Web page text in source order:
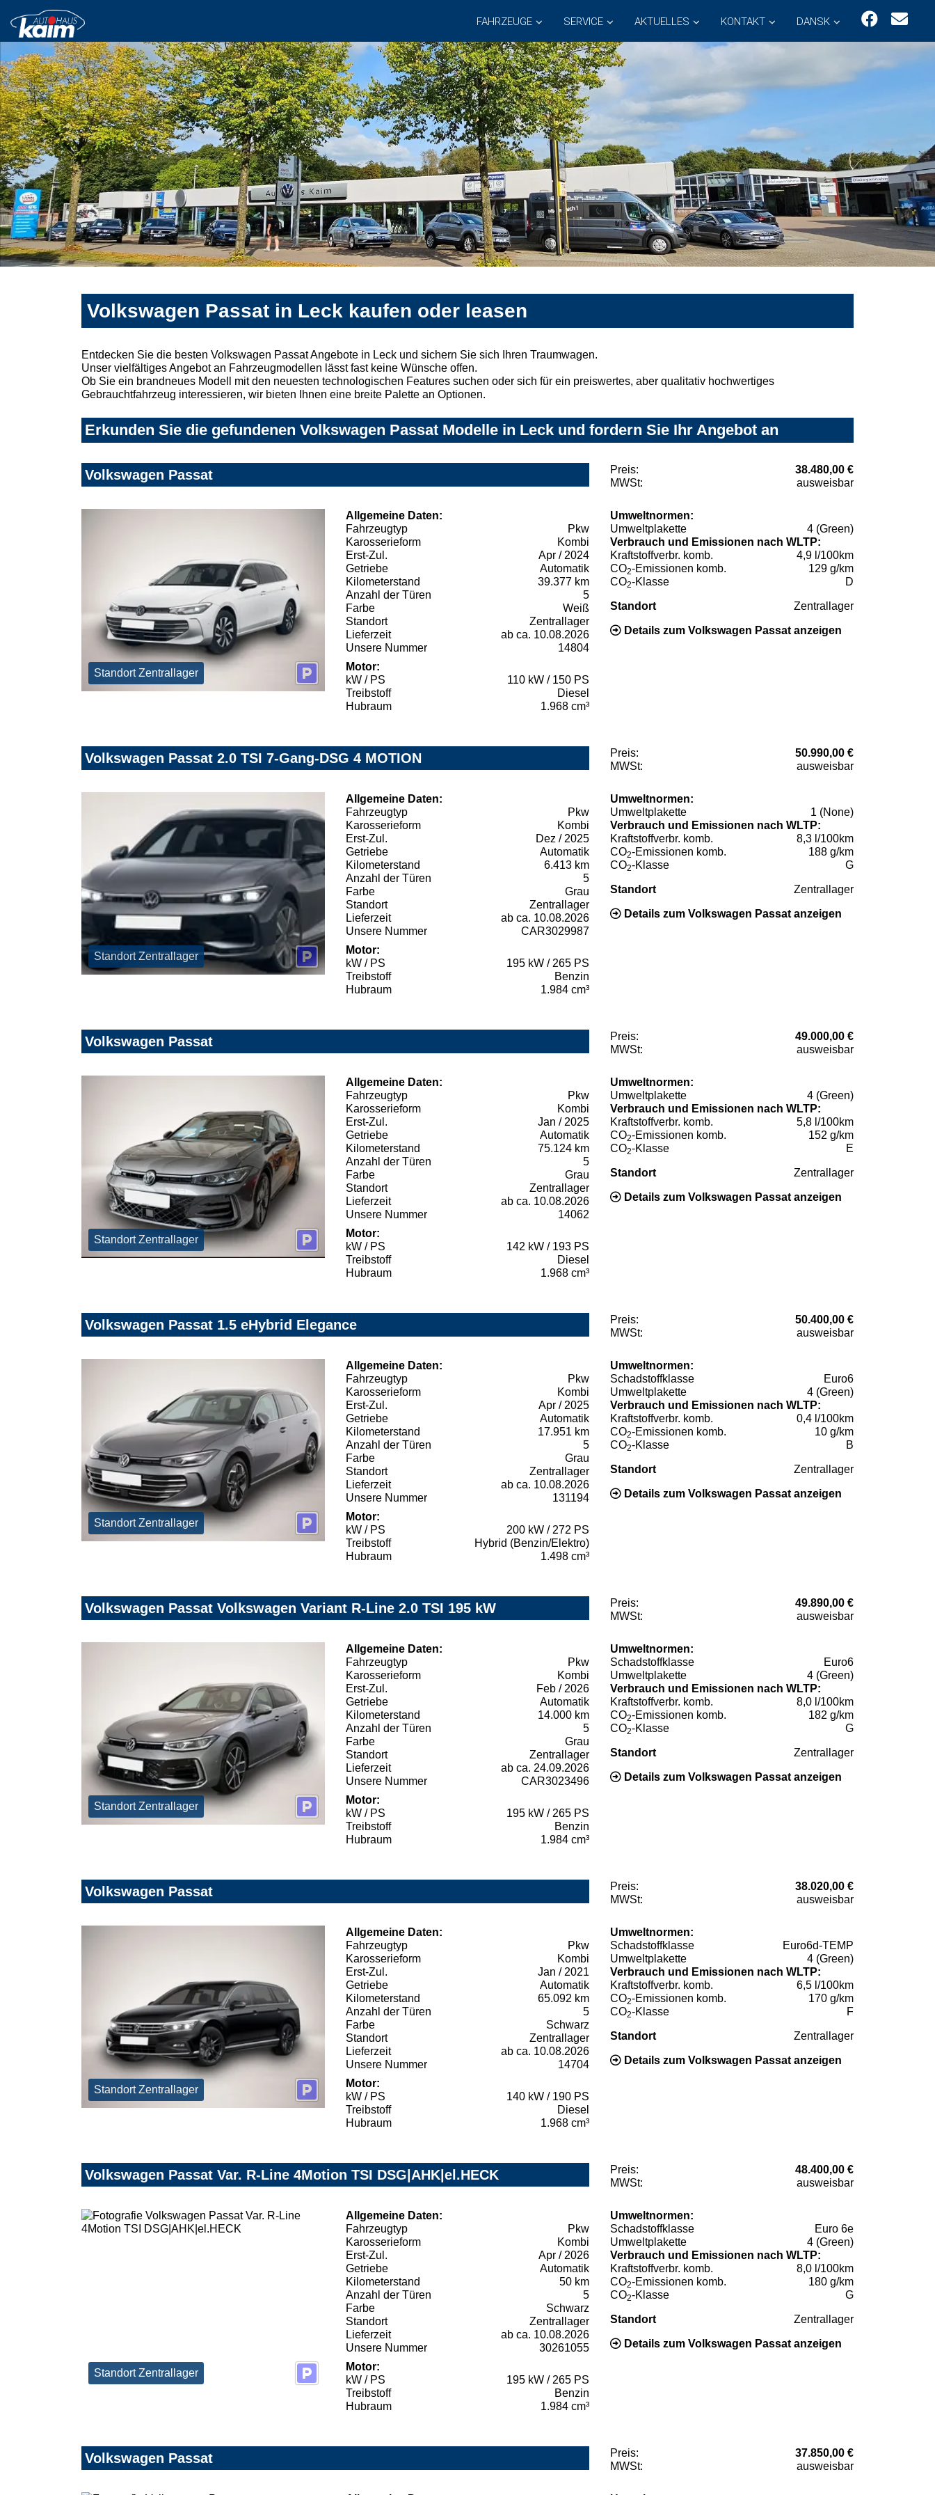
FAHRZEUGE SERVICE AKTUELLES KONTAKT DANSK
Volkswagen Passat in Leck kaufen oder leasen
Entdecken Sie die besten Volkswagen Passat Angebote in Leck und sichern Sie sich Ihren Traumwagen.
Unser vielfältiges Angebot an Fahrzeugmodellen lässt fast keine Wünsche offen.
Ob Sie ein brandneues Modell mit den neuesten technologischen Features suchen oder sich für ein preiswertes, aber qualitativ hochwertiges
Gebrauchtfahrzeug interessieren, wir bieten Ihnen eine breite Palette an Optionen.
Erkunden Sie die gefundenen Volkswagen Passat Modelle in Leck und fordern Sie Ihr Angebot an
Volkswagen Passat Preis:
38.480,00 €
MWSt:
ausweisbar
Standort Zentrallager
Allgemeine Daten:
Fahrzeugtyp
Pkw
Karosserieform
Kombi
Erst-Zul.
Apr / 2024
Getriebe
Automatik
Kilometerstand
39.377 km
Anzahl der Türen
5
Farbe
Weiß
Standort
Zentrallager
Lieferzeit
ab ca. 10.08.2026
Unsere Nummer
14804
Motor:
kW / PS
110 kW / 150 PS
Treibstoff
Diesel
Hubraum
1.968 cm³
Umweltnormen:
Umweltplakette
4 (Green)
Verbrauch und Emissionen nach WLTP:
Kraftstoffverbr. komb.
4,9 l/100km
CO2-Emissionen komb.
129 g/km
CO2-Klasse D
Standort Zentrallager
Details zum Volkswagen Passat anzeigen
Volkswagen Passat 2.0 TSI 7-Gang-DSG 4 MOTION Preis:
50.990,00 €
MWSt:
ausweisbar
Standort Zentrallager
Allgemeine Daten:
Fahrzeugtyp
Pkw
Karosserieform
Kombi
Erst-Zul.
Dez / 2025
Getriebe
Automatik
Kilometerstand
6.413 km
Anzahl der Türen
5
Farbe
Grau
Standort
Zentrallager
Lieferzeit
ab ca. 10.08.2026
Unsere Nummer
CAR3029987
Motor:
kW / PS
195 kW / 265 PS
Treibstoff
Benzin
Hubraum
1.984 cm³
Umweltnormen:
Umweltplakette
1 (None)
Verbrauch und Emissionen nach WLTP:
Kraftstoffverbr. komb.
8,3 l/100km
CO2-Emissionen komb.
188 g/km
CO2-Klasse G
Standort Zentrallager
Details zum Volkswagen Passat anzeigen
Volkswagen Passat Preis:
49.000,00 €
MWSt:
ausweisbar
Standort Zentrallager
Allgemeine Daten:
Fahrzeugtyp
Pkw
Karosserieform
Kombi
Erst-Zul.
Jan / 2025
Getriebe
Automatik
Kilometerstand
75.124 km
Anzahl der Türen
5
Farbe
Grau
Standort
Zentrallager
Lieferzeit
ab ca. 10.08.2026
Unsere Nummer
14062
Motor:
kW / PS
142 kW / 193 PS
Treibstoff
Diesel
Hubraum
1.968 cm³
Umweltnormen:
Umweltplakette
4 (Green)
Verbrauch und Emissionen nach WLTP:
Kraftstoffverbr. komb.
5,8 l/100km
CO2-Emissionen komb.
152 g/km
CO2-Klasse E
Standort Zentrallager
Details zum Volkswagen Passat anzeigen
Volkswagen Passat 1.5 eHybrid Elegance Preis:
50.400,00 €
MWSt:
ausweisbar
Standort Zentrallager
Allgemeine Daten:
Fahrzeugtyp
Pkw
Karosserieform
Kombi
Erst-Zul.
Apr / 2025
Getriebe
Automatik
Kilometerstand
17.951 km
Anzahl der Türen
5
Farbe
Grau
Standort
Zentrallager
Lieferzeit
ab ca. 10.08.2026
Unsere Nummer
131194
Motor:
kW / PS
200 kW / 272 PS
Treibstoff
Hybrid (Benzin/Elektro)
Hubraum
1.498 cm³
Umweltnormen:
Schadstoffklasse
Euro6
Umweltplakette
4 (Green)
Verbrauch und Emissionen nach WLTP:
Kraftstoffverbr. komb.
0,4 l/100km
CO2-Emissionen komb.
10 g/km
CO2-Klasse B
Standort Zentrallager
Details zum Volkswagen Passat anzeigen
Volkswagen Passat Volkswagen Variant R-Line 2.0 TSI 195 kW Preis:
49.890,00 €
MWSt:
ausweisbar
Standort Zentrallager
Allgemeine Daten:
Fahrzeugtyp
Pkw
Karosserieform
Kombi
Erst-Zul.
Feb / 2026
Getriebe
Automatik
Kilometerstand
14.000 km
Anzahl der Türen
5
Farbe
Grau
Standort
Zentrallager
Lieferzeit
ab ca. 24.09.2026
Unsere Nummer
CAR3023496
Motor:
kW / PS
195 kW / 265 PS
Treibstoff
Benzin
Hubraum
1.984 cm³
Umweltnormen:
Schadstoffklasse
Euro6
Umweltplakette
4 (Green)
Verbrauch und Emissionen nach WLTP:
Kraftstoffverbr. komb.
8,0 l/100km
CO2-Emissionen komb.
182 g/km
CO2-Klasse G
Standort Zentrallager
Details zum Volkswagen Passat anzeigen
Volkswagen Passat Preis:
38.020,00 €
MWSt:
ausweisbar
Standort Zentrallager
Allgemeine Daten:
Fahrzeugtyp
Pkw
Karosserieform
Kombi
Erst-Zul.
Jan / 2021
Getriebe
Automatik
Kilometerstand
65.092 km
Anzahl der Türen
5
Farbe
Schwarz
Standort
Zentrallager
Lieferzeit
ab ca. 10.08.2026
Unsere Nummer
14704
Motor:
kW / PS
140 kW / 190 PS
Treibstoff
Diesel
Hubraum
1.968 cm³
Umweltnormen:
Schadstoffklasse
Euro6d-TEMP
Umweltplakette
4 (Green)
Verbrauch und Emissionen nach WLTP:
Kraftstoffverbr. komb.
6,5 l/100km
CO2-Emissionen komb.
170 g/km
CO2-Klasse F
Standort Zentrallager
Details zum Volkswagen Passat anzeigen
Volkswagen Passat Var. R-Line 4Motion TSI DSG|AHK|el.HECK Preis:
48.400,00 €
MWSt:
ausweisbar
Standort Zentrallager
Allgemeine Daten:
Fahrzeugtyp
Pkw
Karosserieform
Kombi
Erst-Zul.
Apr / 2026
Getriebe
Automatik
Kilometerstand
50 km
Anzahl der Türen
5
Farbe
Schwarz
Standort
Zentrallager
Lieferzeit
ab ca. 10.08.2026
Unsere Nummer
30261055
Motor:
kW / PS
195 kW / 265 PS
Treibstoff
Benzin
Hubraum
1.984 cm³
Umweltnormen:
Schadstoffklasse
Euro 6e
Umweltplakette
4 (Green)
Verbrauch und Emissionen nach WLTP:
Kraftstoffverbr. komb.
8,0 l/100km
CO2-Emissionen komb.
180 g/km
CO2-Klasse G
Standort Zentrallager
Details zum Volkswagen Passat anzeigen
Volkswagen Passat Preis:
37.850,00 €
MWSt:
ausweisbar